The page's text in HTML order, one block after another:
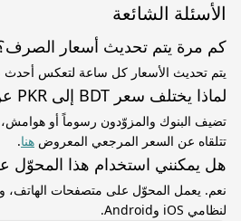
الأسئلة الشائعة
كم مرة يتم تحديث أسعار
يتم تحديث الأسعار كل ساعة لتعكس أحدث
لماذا يختلف سعر BDT إلى PKR عن سعر البنك؟
تضيف البنوك والمزوّدون رسوماً أو هوامش،
تتلقاه عن السعر المرجعي المعروض هنا.
هل يمكنني استخدام هذا المحوّل
نعم. يعمل المحوّل على متصفحات الهاتف،
لنظامي iOS وAndroid.